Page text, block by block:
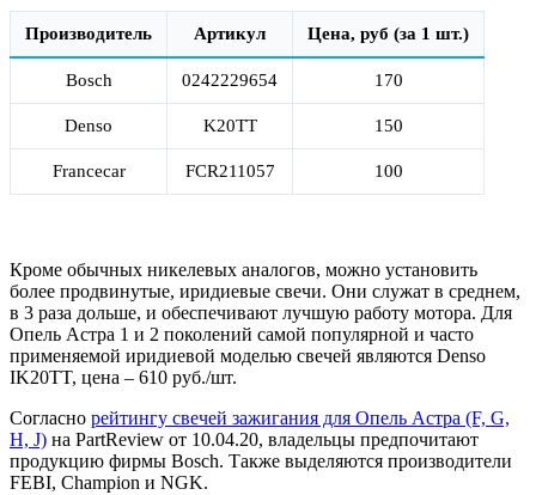
Производитель Артикул Цена, руб (за 1 шт.)
Bosch 0242229654 170
Denso K20TT 150
Francecar FCR211057 100
Кроме обычных никелевых аналогов, можно установить
более продвинутые, иридиевые свечи. Они служат в среднем,
в 3 раза дольше, и обеспечивают лучшую работу мотора. Для
Опель Астра 1 и 2 поколений самой популярной и часто
применяемой иридиевой моделью свечей являются Denso
IK20TT, цена – 610 руб./шт.
Согласно рейтингу свечей зажигания для Опель Астра (F, G,
H, J) на PartReview от 10.04.20, владельцы предпочитают
продукцию фирмы Bosch. Также выделяются производители
FEBI, Champion и NGK.